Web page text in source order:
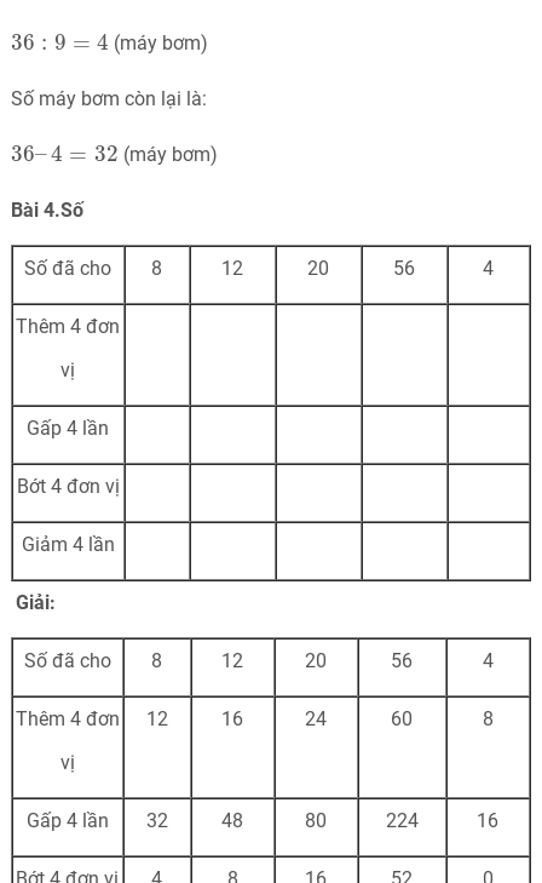
36 : 9 = 4
36 :9= (máy bơm)
Số máy bơm còn lại là:
36–4 = 32
36 4 32 (máy bơm)
Bài 4.Số
Số đã cho 8 12 20 56 4
Thêm 4 đơn
vị
Gấp 4 lần
Bớt 4 đơn vị
Giảm 4 lần
Giải:
Số đã cho 8 12 20 56 4
Thêm 4 đơn
vị
12 16 24 60 8
Gấp 4 lần 32 48 80 224 16